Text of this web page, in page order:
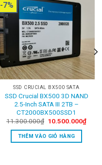
-7%
SSD CRUCIAL BX500 SATA
SSD Crucial BX500 3D NAND
2.5-Inch SATA III 2TB –
CT2000BX500SSD1
11.300.000₫ Original
was:
11.300.000₫.
10.500.000₫
THÊM VÀO GIỎ HÀNG